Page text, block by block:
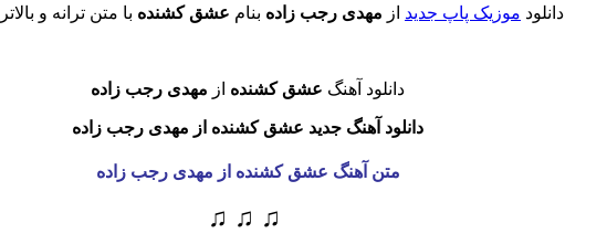
دانلود موزیک پاپ جدید از مهدی رجب زاده بنام عشق کشنده با متن ترانه و
دانلود آهنگ عشق کشنده از مهدی رجب زاده
دانلود آهنگ جدید عشق کشنده از مهدی رجب زاده
متن آهنگ عشق کشنده از مهدی رجب زاده
♫ ♫ ♫